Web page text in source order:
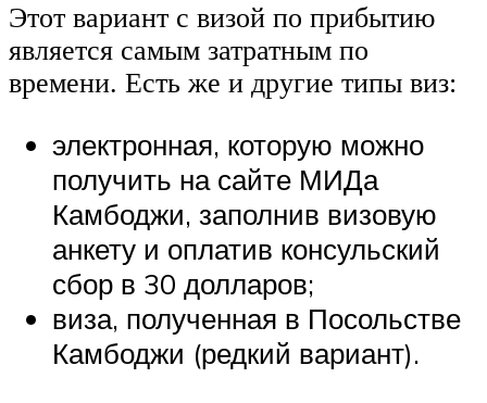
Этот вариант с визой по прибытию
является самым затратным по
времени. Есть же и другие типы виз:
электронная, которую можно
получить на сайте МИДа
Камбоджи, заполнив визовую
анкету и оплатив консульский
сбор в 30 долларов;
виза, полученная в Посольстве
Камбоджи (редкий вариант).